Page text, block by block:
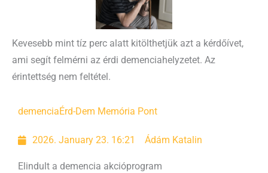
Kevesebb mint tíz perc alatt kitölthetjük azt a kérdőívet,
ami segít felmérni az érdi demenciahelyzetet. Az
érintettség nem feltétel.
demenciaÉrd-Dem Memória Pont
2026. January 23. 16:21 Ádám Katalin
Elindult a demencia akcióprogram